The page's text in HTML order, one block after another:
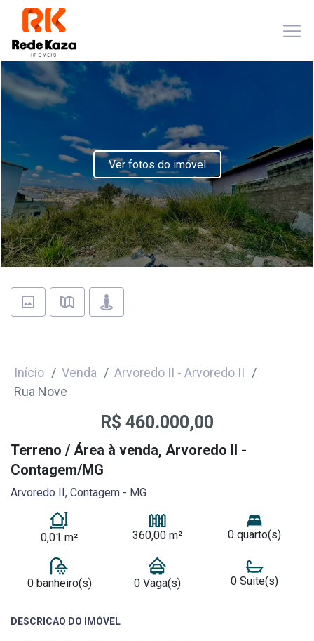
Ver fotos do imóvel
Início Venda
Arvoredo II - Arvoredo II
Rua Nove
R$ 460.000,00
Terreno / Área à venda, Arvoredo II -
Contagem/MG
Arvoredo II, Contagem - MG
0,01 m² 360,00 m² 0 quarto(s)
0 banheiro(s) 0 Vaga(s) 0 Suite(s)
DESCRICAO DO IMÓVEL